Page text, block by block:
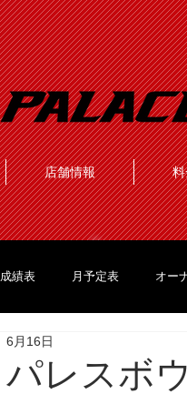
店舗情報
成績表 月予定表 オー
パレスボ
6月16日